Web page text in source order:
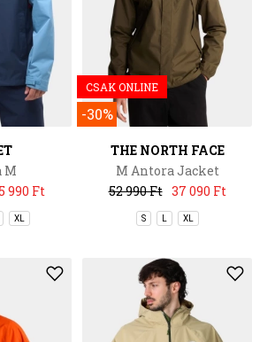
M
990 Ft
XL
CSAK ONLINE
-30%
THE NORTH FACE
M Antora Jacket
52 990 Ft 37 090 Ft
S XL